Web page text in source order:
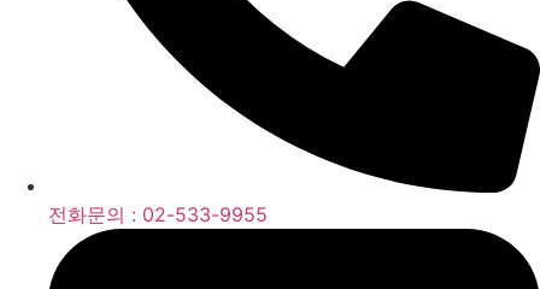
전화문의 : 02-533-9955